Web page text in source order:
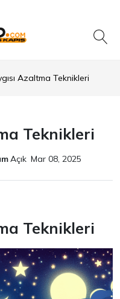
Azaltma Teknikleri
Teknikleri
Açık Mar 08, 2025
Teknikleri